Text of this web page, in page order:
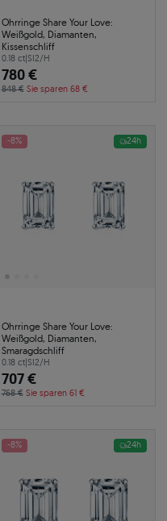
Ohrringe Share Your Love:
Weißgold, Diamanten,
Kissenschliff
0.18 ct|SI2/H
780 €
848 € Sie sparen 68 €
-8% 24h
Ohrringe Share Your Love:
Weißgold, Diamanten,
Smaragdschliff
0.18 ct|SI2/H
707 €
768 € Sie sparen 61 €
-8% 24h